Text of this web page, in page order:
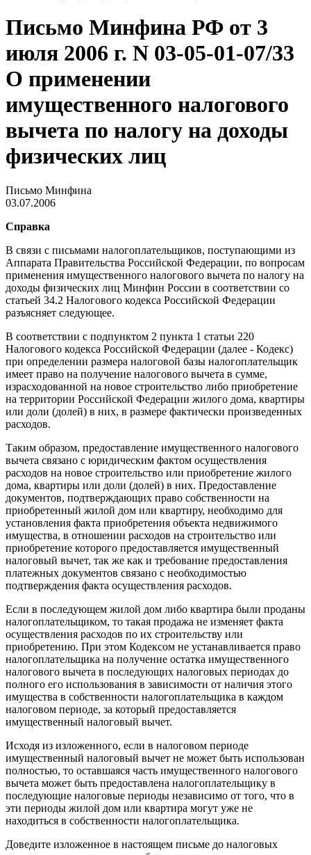
Письмо Минфина РФ от 3
июля 2006 г. N 03-05-01-07/33
О применении
имущественного налогового
вычета по налогу на доходы
физических лиц
Письмо Минфина
03.07.2006
Справка
В связи с письмами налогоплательщиков, поступающими из
Аппарата Правительства Российской Федерации, по вопросам
применения имущественного налогового вычета по налогу на
доходы физических лиц Минфин России в соответствии со
статьей 34.2 Налогового кодекса Российской Федерации
разъясняет следующее.
В соответствии с подпунктом 2 пункта 1 статьи 220
Налогового кодекса Российской Федерации (далее - Кодекс)
при определении размера налоговой базы налогоплательщик
имеет право на получение налогового вычета в сумме,
израсходованной на новое строительство либо приобретение
на территории Российской Федерации жилого дома, квартиры
или доли (долей) в них, в размере фактически произведенных
расходов.
Таким образом, предоставление имущественного налогового
вычета связано с юридическим фактом осуществления
расходов на новое строительство или приобретение жилого
дома, квартиры или доли (долей) в них. Предоставление
документов, подтверждающих право собственности на
приобретенный жилой дом или квартиру, необходимо для
установления факта приобретения объекта недвижимого
имущества, в отношении расходов на строительство или
приобретение которого предоставляется имущественный
налоговый вычет, так же как и требование предоставления
платежных документов связано с необходимостью
подтверждения факта осуществления расходов.
Если в последующем жилой дом либо квартира были проданы
налогоплательщиком, то такая продажа не изменяет факта
осуществления расходов по их строительству или
приобретению. При этом Кодексом не устанавливается право
налогоплательщика на получение остатка имущественного
налогового вычета в последующих налоговых периодах до
полного его использования в зависимости от наличия этого
имущества в собственности налогоплательщика в каждом
налоговом периоде, за который предоставляется
имущественный налоговый вычет.
Исходя из изложенного, если в налоговом периоде
имущественный налоговый вычет не может быть использован
полностью, то оставшаяся часть имущественного налогового
вычета может быть предоставлена налогоплательщику в
последующие налоговые периоды независимо от того, что в
эти периоды жилой дом или квартира могут уже не
находиться в собственности налогоплательщика.
Доведите изложенное в настоящем письме до налоговых